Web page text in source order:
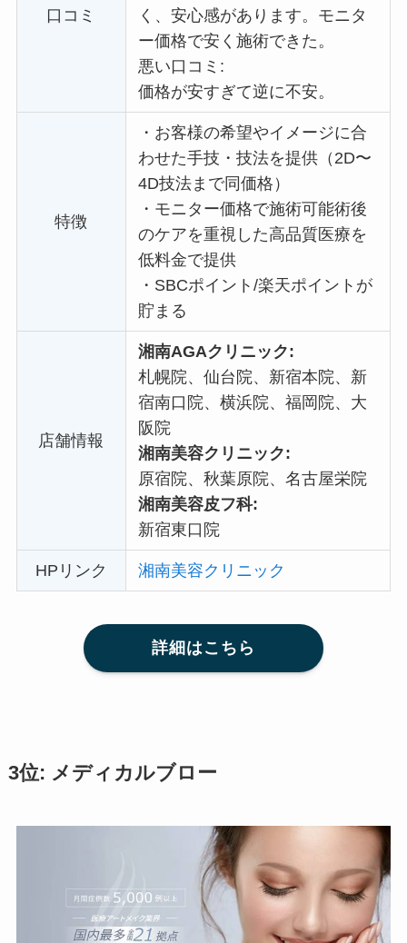
口コミ
く、安心感があります。 モニタ
ー価格で安く施術できた。
悪い口コミ:
価格が安すぎて逆に不安。
特徴
・ お客様の希望やイメージに合
わせた手技・技法を提供（2D〜
4D技法まで同価格）
・ モニター価格で施術可能術後
のケアを重視した高品質医療を
低料金で提供
・ SBCポイント/楽天ポイントが
貯まる
店舗情報
湘南AGAクリニック:
札幌院、仙台院、新宿本院、新
宿南口院、横浜院、福岡院、大
阪院
湘南美容クリニック:
原宿院、秋葉原院、名古屋栄院
湘南美容皮フ科:
新宿東口院
HPリンク 湘南美容クリニック
詳細はこちら
3位: メディカルブロー